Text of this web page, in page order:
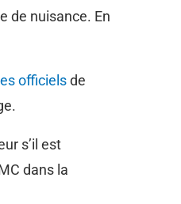
de nuisance. En
officielsde
s’il est
dans la